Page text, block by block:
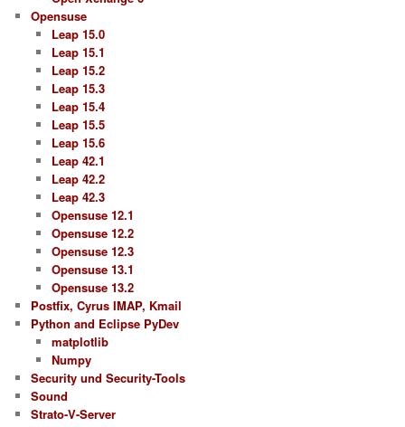
Opensuse
Leap 15.0
Leap 15.1
Leap 15.2
Leap 15.3
Leap 15.4
Leap 15.5
Leap 15.6
Leap 42.1
Leap 42.2
Leap 42.3
Opensuse 12.1
Opensuse 12.2
Opensuse 12.3
Opensuse 13.1
Opensuse 13.2
Postfix, Cyrus IMAP, Kmail
Python and Eclipse PyDev
matplotlib
Numpy
Security und Security-Tools
Sound
Strato-V-Server